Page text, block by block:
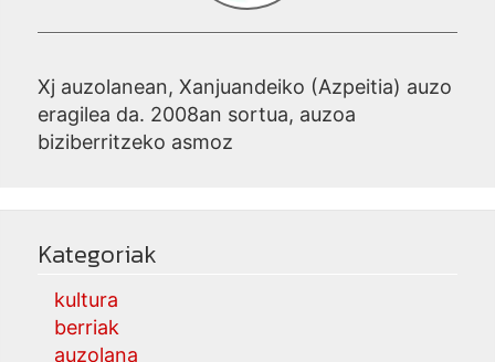
Xj auzolanean, Xanjuandeiko (Azpeitia) auzo
eragilea da. 2008an sortua, auzoa
biziberritzeko asmoz
Kategoriak
kultura
berriak
auzolana